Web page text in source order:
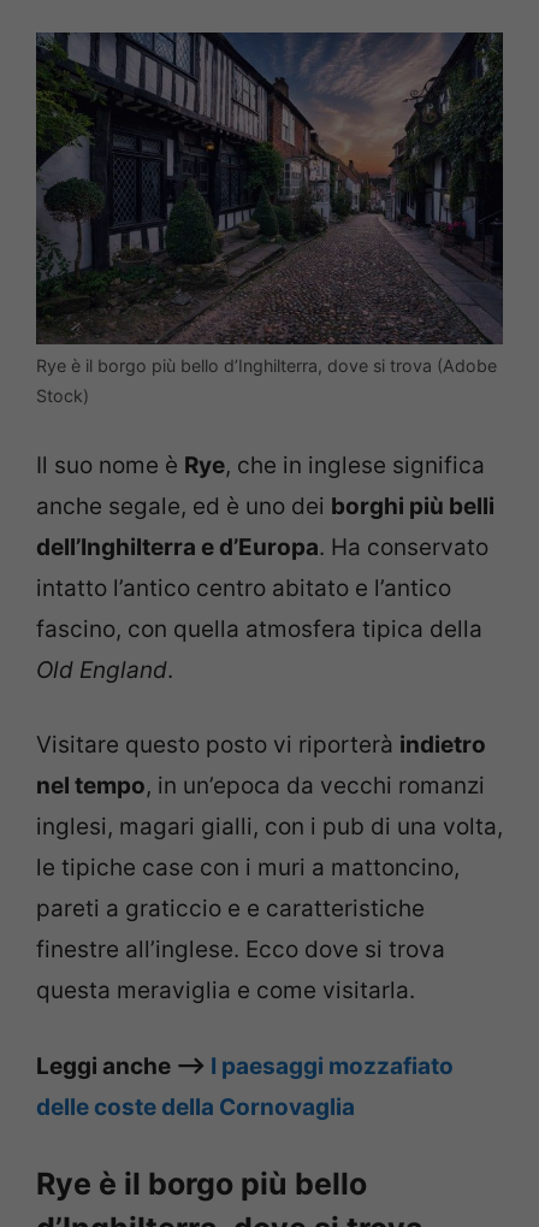
Rye è il borgo più bello d’Inghilterra, dove si trova (Adobe
Stock)
Il suo nome è Rye, che in inglese significa
anche segale, ed è uno dei borghi più belli
dell’Inghilterra e d’Europa. Ha conservato
intatto l’antico centro abitato e l’antico
fascino, con quella atmosfera tipica della
Old England.
Visitare questo posto vi riporterà indietro
nel tempo, in un’epoca da vecchi romanzi
inglesi, magari gialli, con i pub di una volta,
le tipiche case con i muri a mattoncino,
pareti a graticcio e e caratteristiche
finestre all’inglese. Ecco dove si trova
questa meraviglia e come visitarla.
Leggi anche –> I paesaggi mozzafiato
delle coste della Cornovaglia
Rye è il borgo più bello